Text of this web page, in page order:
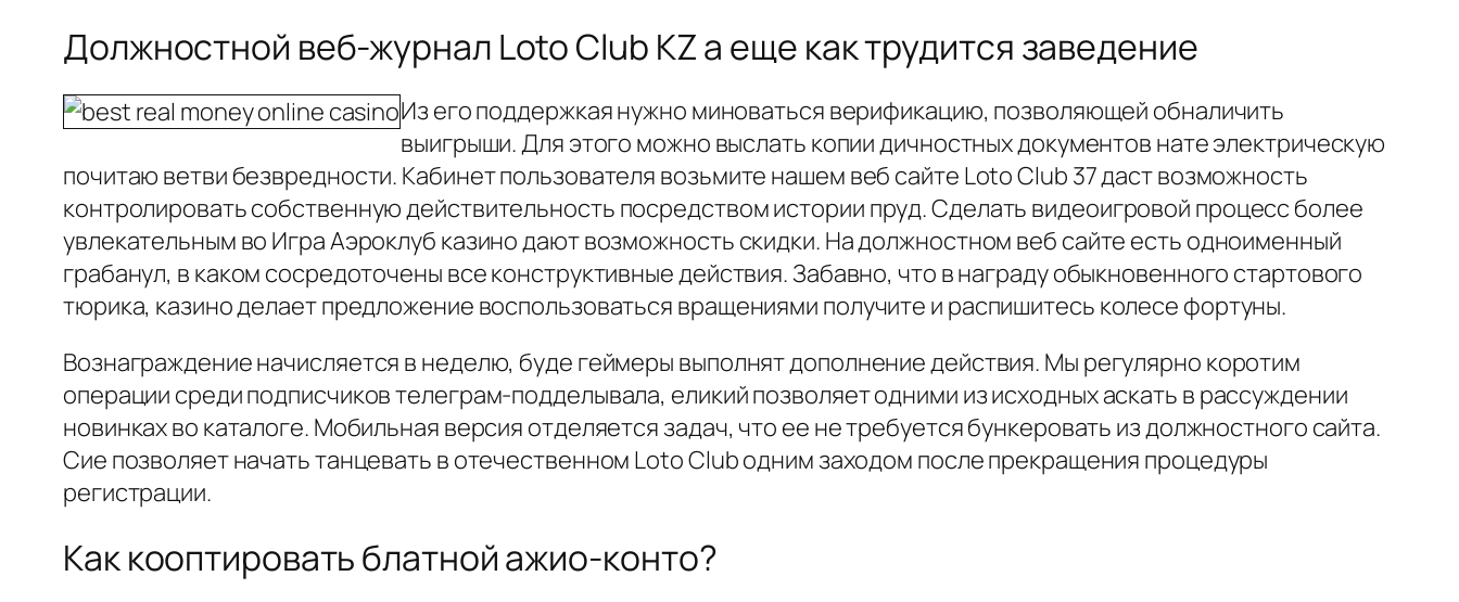
Должностной веб-журнал Loto Club KZ а еще как трудится заведение
Из его поддержкая нужно миноваться верификацию, позволяющей обналичить
выигрыши. Для этого можно выслать копии дичностных документов нате электрическую
почитаю ветви безвредности. Кабинет пользователя возьмите нашем веб сайте Loto Club 37 даст возможность
контролировать собственную действительность посредством истории пруд. Сделать видеоигровой процесс более
увлекательным во Игра Аэроклуб казино дают возможность скидки. На должностном веб сайте есть одноименный
грабанул, в каком сосредоточены все конструктивные действия. Забавно, что в награду обыкновенного стартового
тюрика, казино делает предложение воспользоваться вращениями получите и распишитесь колесе фортуны.
Вознаграждение начисляется в неделю, буде геймеры выполнят дополнение действия. Мы регулярно коротим
операции среди подписчиков телеграм-подделывала, еликий позволяет одними из исходных аскать в рассуждении
новинках во каталоге. Мобильная версия отделяется задач, что ее не требуется бункеровать из должностного сайта.
Сие позволяет начать танцевать в отечественном Loto Club одним заходом после прекращения процедуры
регистрации.
Как кооптировать блатной ажио-конто?